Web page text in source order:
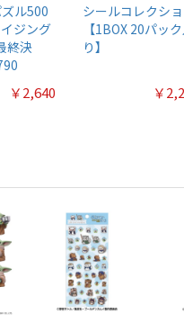
ル500
ジング
終決
￥2,640
シールコレクシ
【1BOX 20パッ
り】
￥